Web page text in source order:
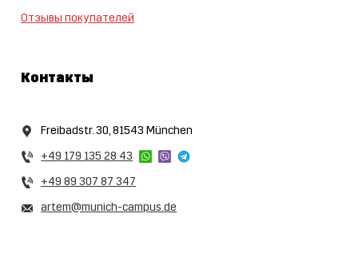
Отзывы покупателей
Контакты
Freibadstr. 30, 81543 München
+49 179 135 28 43
+49 89 307 87 347
artem@munich-campus.de